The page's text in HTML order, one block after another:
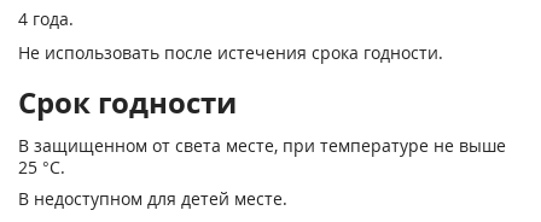
4 года.
Не использовать после истечения срока годности.
Срок годности
В защищенном от света месте, при температуре не выше
25 °С.
В недоступном для детей месте.